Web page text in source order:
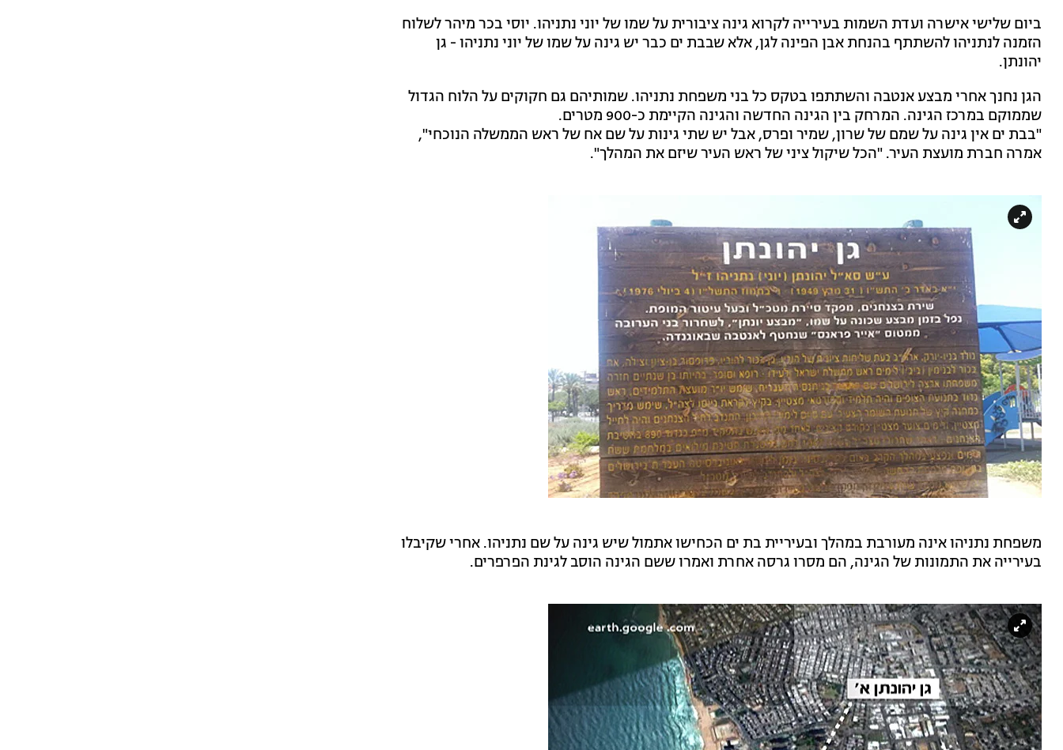
ביום שלישי אישרה ועדת השמות בעירייה לקרוא גינה ציבורית על שמו של יוני נתניהו. יוסי בכר מיהר לשלוח
הזמנה לנתניהו להשתתף בהנחת אבן הפינה לגן, אלא שבבת ים כבר יש גינה על שמו של יוני נתניהו - גן
יהונתן.
הגן נחנך אחרי מבצע אנטבה והשתתפו בטקס כל בני משפחת נתניהו. שמותיהם גם חקוקים על הלוח הגדול
שממוקם במרכז הגינה. המרחק בין הגינה החדשה והגינה הקיימת כ-900 מטרים.
"בבת ים אין גינה על שמם של שרון, שמיר ופרס, אבל יש שתי גינות על שם אח של ראש הממשלה הנוכחי",
אמרה חברת מועצת העיר. "הכל שיקול ציני של ראש העיר שיזם את המהלך".
משפחת נתניהו אינה מעורבת במהלך ובעיריית בת ים הכחישו אתמול שיש גינה על שם נתניהו. אחרי שקיבלו
בעירייה את התמונות של הגינה, הם מסרו גרסה אחרת ואמרו ששם הגינה הוסב לגינת הפרפרים.